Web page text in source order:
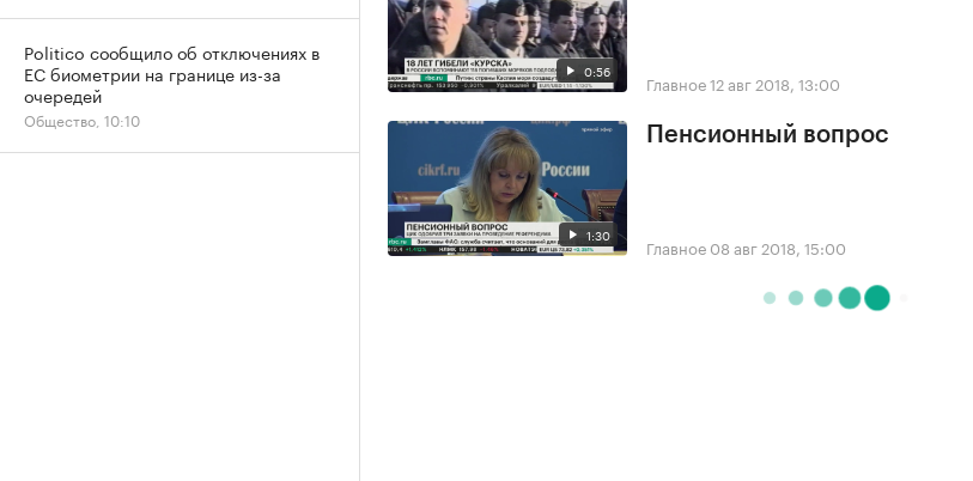
0:56 Главное12 авг 2018, 13:00
1:30
Пенсионный вопрос
Главное 08 авг 2018, 15:00
Politico сообщило об отключениях в
ЕС биометрии на границе из-за
очередей
Общество, 10:10